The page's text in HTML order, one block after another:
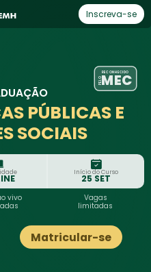
Inscreva-se
PÚBLICAS E
SOCIAIS
Início do Curso
25 SET
vivo
Vagas
limitadas
Matricular-se
RECONHECIDO
PELOMEC